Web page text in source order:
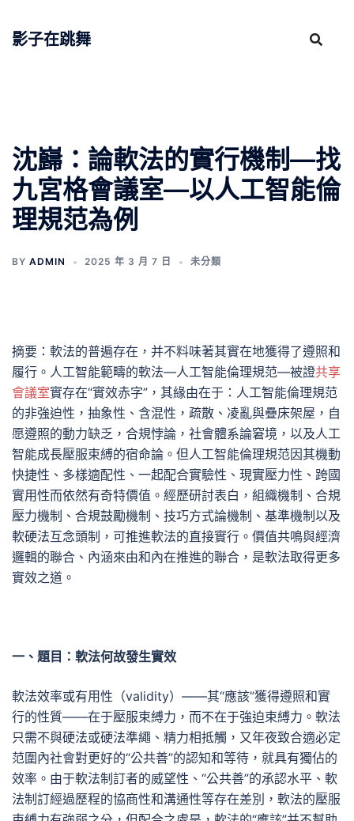
影子在跳舞
沈巋：論軟法的實行機制—找
九宮格會議室—以人工智能倫
理規范為例
BY ADMIN 2025 年 3 月 7 日 未分類
摘要：軟法的普遍存在，并不料味著其實在地獲得了遵照和
履行。人工智能範疇的軟法—人工智能倫理規范—被證共享
會議室實存在“實效赤字”，其緣由在于：人工智能倫理規范
的非強迫性，抽象性、含混性，疏散、凌亂與疊床架屋，自
愿遵照的動力缺乏，合規悖論，社會體系論窘境，以及人工
智能成長壓服束縛的宿命論。但人工智能倫理規范因其機動
快捷性、多樣適配性、一起配合實驗性、現實壓力性、跨國
實用性而依然有奇特價值。經歷研討表白，組織機制、合規
壓力機制、合規鼓勵機制、技巧方式論機制、基準機制以及
軟硬法互念頭制，可推進軟法的直接實行。價值共鳴與經濟
邏輯的聯合、內涵來由和內在推進的聯合，是軟法取得更多
實效之道。
一、題目：軟法何故發生實效
軟法效率或有用性（validity）——其“應該”獲得遵照和實
行的性質——在于壓服束縛力，而不在于強迫束縛力。軟法
只需不與硬法或硬法準繩、精力相抵觸，又年夜致合適必定
范圍內社會對更好的“公共善”的認知和等待，就具有獨佔的
效率。由于軟法制訂者的威望性、“公共善”的承認水平、軟
法制訂經過歷程的協商性和溝通性等存在差別，軟法的壓服